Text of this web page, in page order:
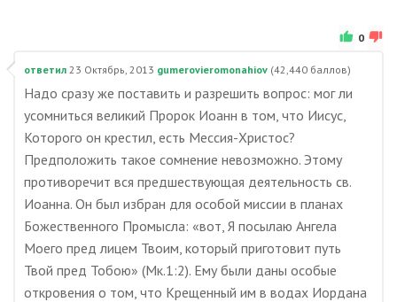
0
ответил 23 Октябрь, 2013 gumerovieromonahiov (42,440 баллов)
Надо сразу же поставить и разрешить вопрос: мог ли
усомниться великий Пророк Иоанн в том, что Иисус,
Которого он крестил, есть Мессия-Христос?
Предположить такое сомнение невозможно. Этому
противоречит вся предшествующая деятельность св.
Иоанна. Он был избран для особой миссии в планах
Божественного Промысла: «вот, Я посылаю Ангела
Моего пред лицем Твоим, который приготовит путь
Твой пред Тобою» (Мк.1:2). Ему были даны особые
откровения о том, что Крещенный им в водах Иордана